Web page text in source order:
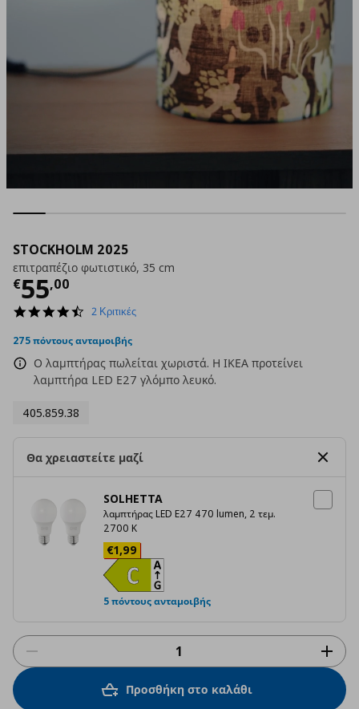
STOCKHOLM 2025
επιτραπέζιο φωτιστικό, 35 cm
€55,00
Τρέχουσα τιμή
4.5
rating
2 Κριτικές
275 πόντους ανταμοιβής
Ο λαμπτήρας πωλείται χωριστά. Η ΙΚΕΑ προτείνει
λαμπτήρα LED Ε27 γλόμπο λευκό.
405.859.38
Θα χρειαστείτε μαζί
SOLHETTA
λαμπτήρας LED E27 470 lumen, 2 τεμ.
2700 K
€1,99
Τρέχουσα τιμή
5 πόντους ανταμοιβής
Προσθήκη στο καλάθι